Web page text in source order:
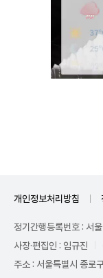
개인정보처리방침
정기간행등록번호 : 서
사장·편집인 : 임규진
주소 : 서울특별시 종